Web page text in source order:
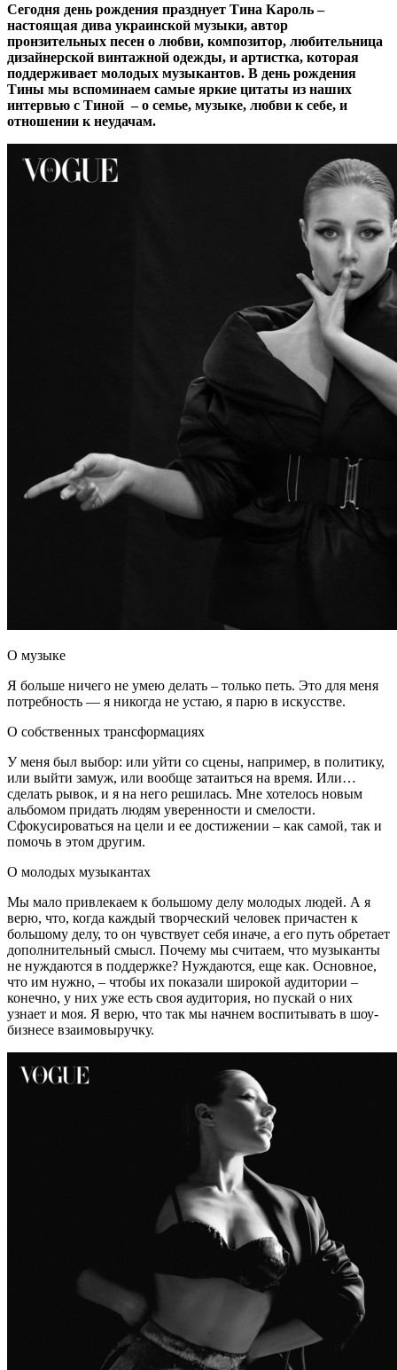
Сегодня день рождения празднует Тина Кароль –
настоящая дива украинской музыки, автор
пронзительных песен о любви, композитор, любительница
дизайнерской винтажной одежды, и артистка, которая
поддерживает молодых музыкантов. В день рождения
Тины мы вспоминаем самые яркие цитаты из наших
интервью с Тиной – о семье, музыке, любви к себе, и
отношении к неудачам.
О музыке
Я больше ничего не умею делать – только петь. Это для меня
потребность — я никогда не устаю, я парю в искусстве.
О собственных трансформациях
У меня был выбор: или уйти со сцены, например, в политику,
или выйти замуж, или вообще затаиться на время. Или…
сделать рывок, и я на него решилась. Мне хотелось новым
альбомом придать людям уверенности и смелости.
Сфокусироваться на цели и ее достижении – как самой, так и
помочь в этом другим.
О молодых музыкантах
Мы мало привлекаем к большому делу молодых людей. А я
верю, что, когда каждый творческий человек причастен к
большому делу, то он чувствует себя иначе, а его путь обретает
дополнительный смысл. Почему мы считаем, что музыканты
не нуждаются в поддержке? Нуждаются, еще как. Основное,
что им нужно, – чтобы их показали широкой аудитории –
конечно, у них уже есть своя аудитория, но пускай о них
узнает и моя. Я верю, что так мы начнем воспитывать в шоу-
бизнесе взаимовыручку.